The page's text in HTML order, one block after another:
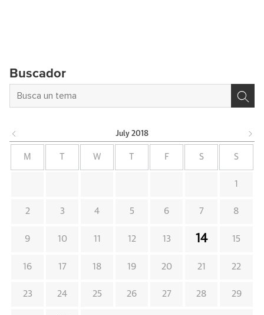
Buscador
July 2018
M W F S S
1
2 3 4 5 6 7 8
9 10 11 12 13 14 15
16 17 18 19 20 21 22
23 24 25 26 27 28 29